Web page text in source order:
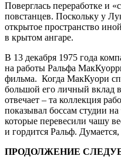
Поверглась переработке и
повстанцев. Поскольку у
открытое пространство
в крытом ангаре.
В 13 декабря 1975 года
на работы Ральфа
фильма. Когда МакКуори
большой его личный вклад
отвечает – та коллекция
показывал боссам студии
которые перевесили чашу
и гордится Ральф. Думается,
ПРОДОЛЖЕНИЕ